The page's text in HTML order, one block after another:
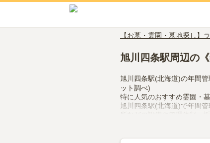
【お墓・霊園・墓地探し】
旭川四条駅周辺の
旭川四条駅(北海道)の年間管
ット調べ)
特に人気のおすすめ霊園・墓
旭川四条駅(北海道)で年間
所などの設備や管理体制、